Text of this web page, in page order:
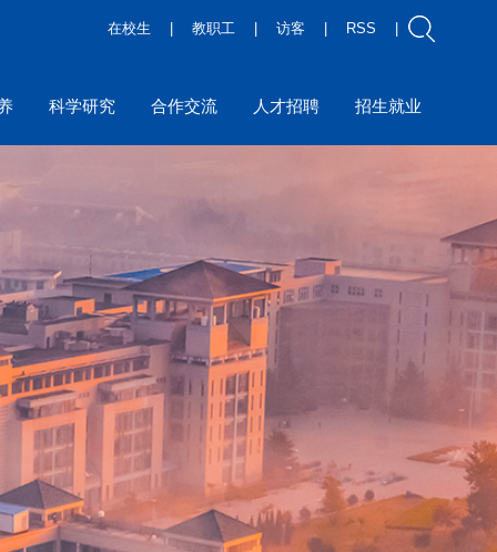
在校生 教职工 访客 RSS
科学研究 合作交流 人才招聘 招生就业